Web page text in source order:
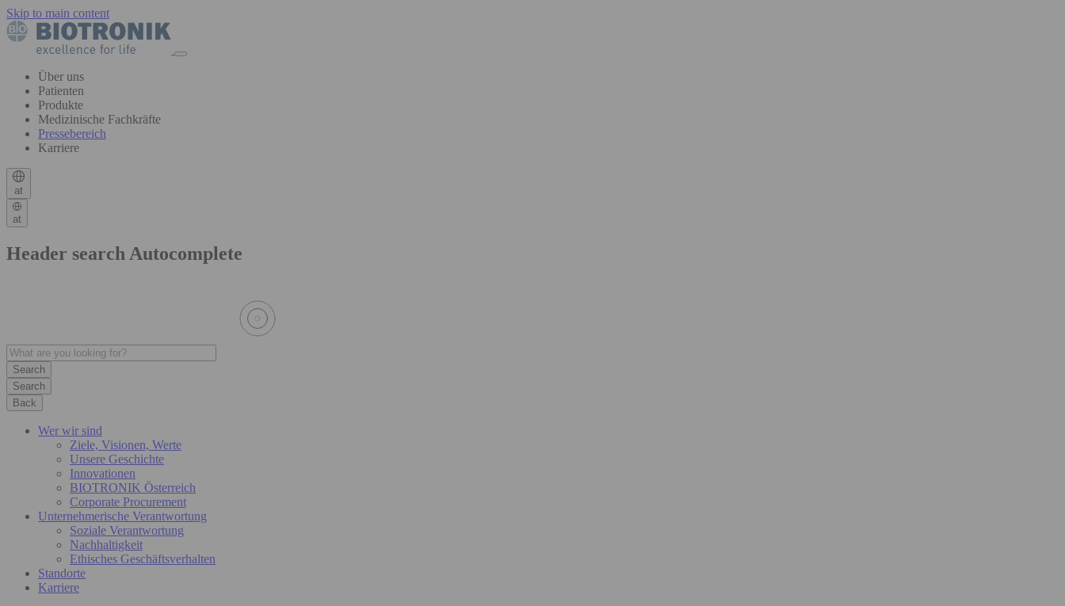
Skip to main content
Über uns
Patienten
Produkte
Medizinische Fachkräfte
Pressebereich
Karriere
at
at
Header search Autocomplete
Search
Back
Wer wir sind
Ziele, Visionen, Werte
Unsere Geschichte
Innovationen
BIOTRONIK Österreich
Corporate Procurement
Unternehmerische Verantwortung
Soziale Verantwortung
Nachhaltigkeit
Ethisches Geschäftsverhalten
Standorte
Karriere